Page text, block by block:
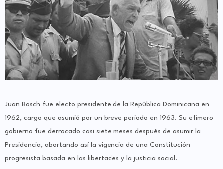
Juan Bosch fue electo presidente de la República Dominicana en
1962, cargo que asumió por un breve periodo en 1963. Su efímero
gobierno fue derrocado casi siete meses después de asumir la
Presidencia, abortando así la vigencia de una Constitución
progresista basada en las libertades y la justicia social.